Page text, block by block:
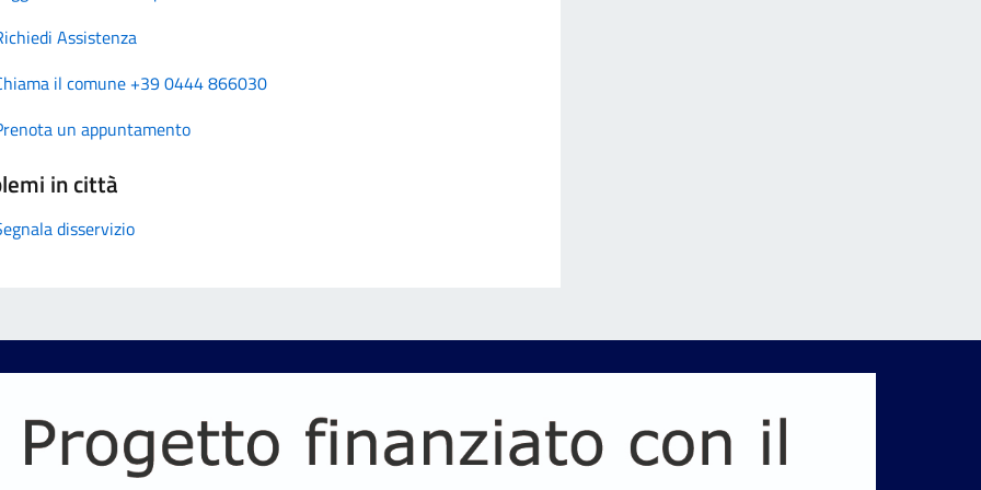
Assistenza
il comune +39 0444 866030
un appuntamento
in città
disservizio